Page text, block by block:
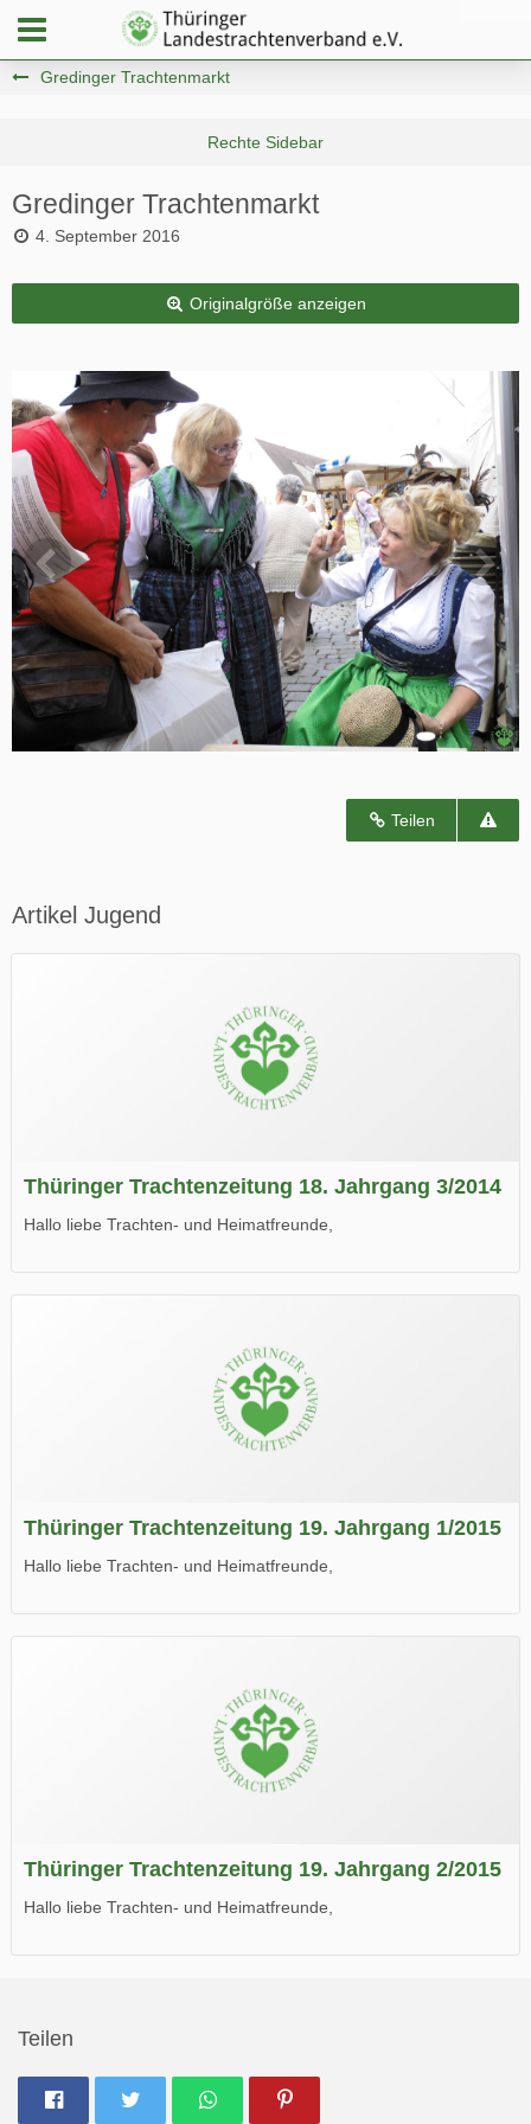
Gredinger Trachtenmarkt
Gredinger Trachtenmarkt
4. September 2016
Originalgröße anzeigen
Teilen
Artikel Jugend
Thüringer Trachtenzeitung 18. Jahrgang 3/2014
Hallo liebe Trachten- und Heimatfreunde,
Wir wünschen Euch viel Spaß beim Lesen.
Thüringer Trachtenzeitung 19. Jahrgang 1/2015
Hallo liebe Trachten- und Heimatfreunde,
Wir wünschen Euch viel Spaß beim Lesen.
Thüringer Trachtenzeitung 19. Jahrgang 2/2015
Hallo liebe Trachten- und Heimatfreunde,
Teilen